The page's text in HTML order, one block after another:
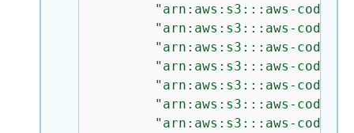
"arn:aws:s3:::aws-
"arn:aws:s3:::aws-
"arn:aws:s3:::aws-
"arn:aws:s3:::aws-
"arn:aws:s3:::aws-
"arn:aws:s3:::aws-
"arn:aws:s3:::aws-